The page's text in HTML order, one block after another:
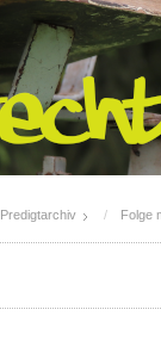
Predigtarchiv Folge